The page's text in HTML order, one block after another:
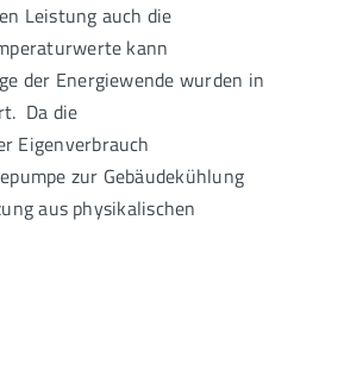
Leistung auch die
kann
der Energiewende wurden in
Da die
Eigenverbrauch
zur Gebäudekühlung
aus physikalischen